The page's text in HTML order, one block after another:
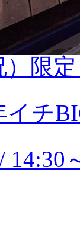
限
イチ
14:30